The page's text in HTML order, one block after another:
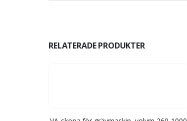
RELATERADE PRODUKTER